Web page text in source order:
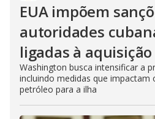
EUA impõem
autoridades
ligadas à
Washington busca intensificar a
incluindo medidas que impactam
petróleo para a ilha